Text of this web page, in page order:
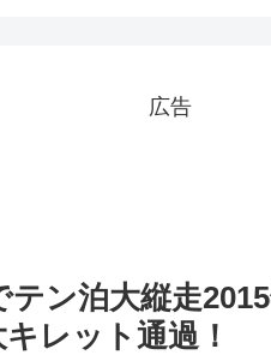
広告
テン泊大縦走
レット通過！